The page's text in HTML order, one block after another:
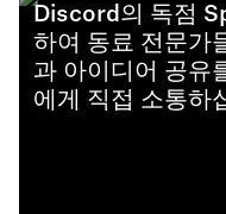
Discord의 독점
하여 동료 전문가
과 아이디어 공유
에게 직접 소통하